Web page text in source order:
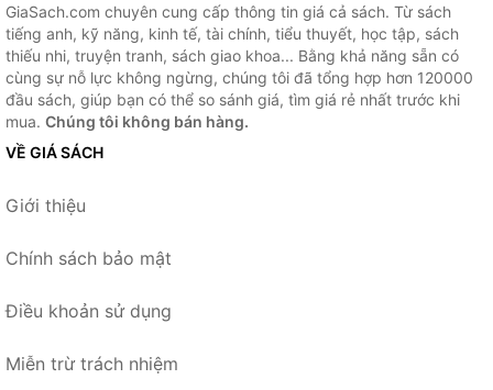
GiaSach.com chuyên cung cấp thông tin giá cả sách. Từ sách
tiếng anh, kỹ năng, kinh tế, tài chính, tiểu thuyết, học tập, sách
thiếu nhi, truyện tranh, sách giao khoa... Bằng khả năng sẵn có
cùng sự nỗ lực không ngừng, chúng tôi đã tổng hợp hơn 120000
đầu sách, giúp bạn có thể so sánh giá, tìm giá rẻ nhất trước khi
mua. Chúng tôi không bán hàng.
VỀ GIÁ SÁCH
Giới thiệu
Chính sách bảo mật
Điều khoản sử dụng
Miễn trừ trách nhiệm